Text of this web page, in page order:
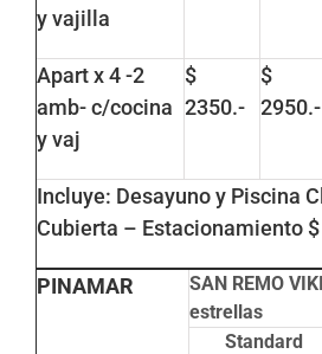
y vajilla
Apart x 4 -2
amb- c/cocina
y vaj
$
2350.-
$
2950.-
Incluye: Desayuno y Piscina
Cubierta – Estacionamiento
PINAMAR
SAN REMO
estrellas
Standard